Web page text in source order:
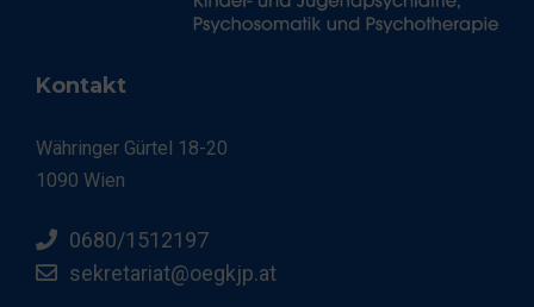
Kontakt
Währinger Gürtel 18-20
1090 Wien
0680/1512197
sekretariat@oegkjp.at